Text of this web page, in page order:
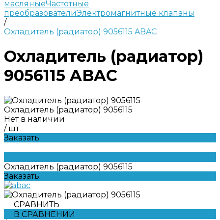
масляныеЧастотные
преобразователиЭлектромагнитные клапаны
/
Охладитель (радиатор) 9056115 ABAC
Охладитель (радиатор)
9056115 ABAC
Охладитель (радиатор) 9056115
Нет в наличии
/ шт
Заказать
Охладитель (радиатор) 9056115
Заказать
СРАВНИТЬ
В СРАВНЕНИИ